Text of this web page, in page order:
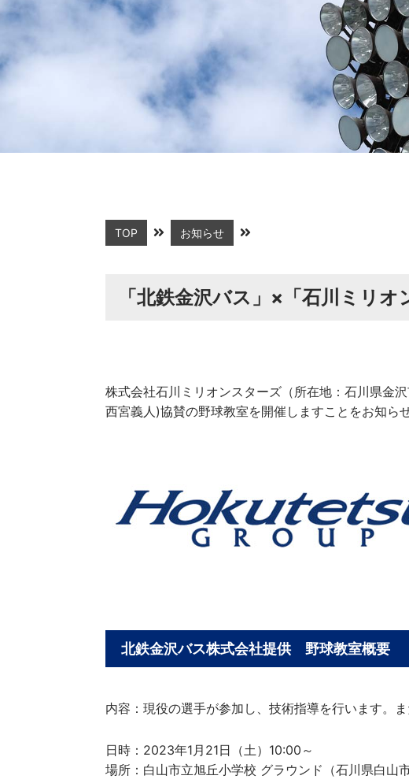
TOP お知らせ
「北鉄金沢バス」×「石川ミリ
株式会社石川ミリオンスターズ（所在地：石川県金
西宮義人)協賛の野球教室を開催しますことをお知ら
北鉄金沢バス株式会社提供 野球教室概要
内容：現役の選手が参加し、技術指導を行います。
日時：2023年1月21日（土）10:00～
場所：白山市立旭丘小学校 グラウンド（石川県白山